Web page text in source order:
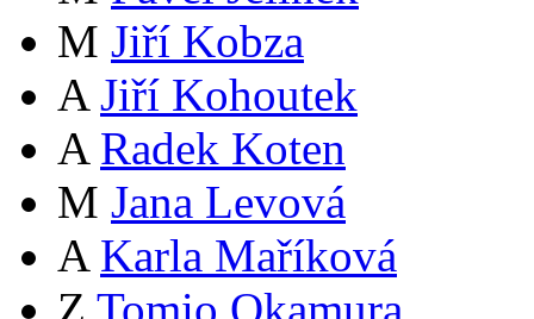
M Jiří Kobza
A Jiří Kohoutek
A Radek Koten
M Jana Levová
A Karla Maříková
Z Tomio Okamura